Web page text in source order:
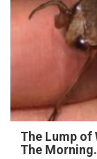
The Lump of
The